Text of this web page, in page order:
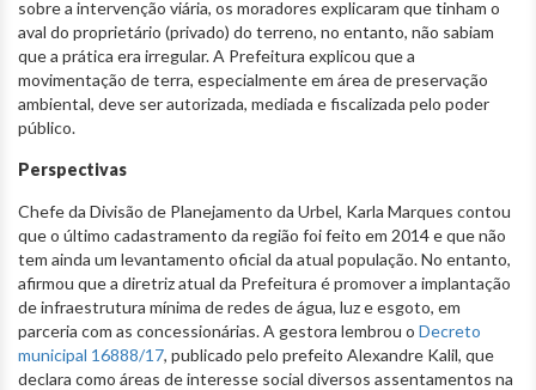
sobre a intervenção viária, os moradores explicaram que tinham o
aval do proprietário (privado) do terreno, no entanto, não sabiam
que a prática era irregular. A Prefeitura explicou que a
movimentação de terra, especialmente em área de preservação
ambiental, deve ser autorizada, mediada e fiscalizada pelo poder
público.
Perspectivas
Chefe da Divisão de Planejamento da Urbel, Karla Marques contou
que o último cadastramento da região foi feito em 2014 e que não
tem ainda um levantamento oficial da atual população. No entanto,
afirmou que a diretriz atual da Prefeitura é promover a implantação
de infraestrutura mínima de redes de água, luz e esgoto, em
parceria com as concessionárias. A gestora lembrou o Decreto
municipal 16888/17, publicado pelo prefeito Alexandre Kalil, que
declara como áreas de interesse social diversos assentamentos na